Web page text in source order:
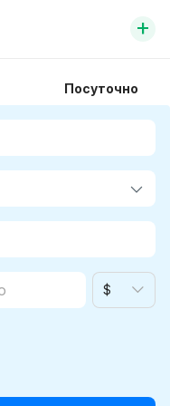
+
Посуточно
$